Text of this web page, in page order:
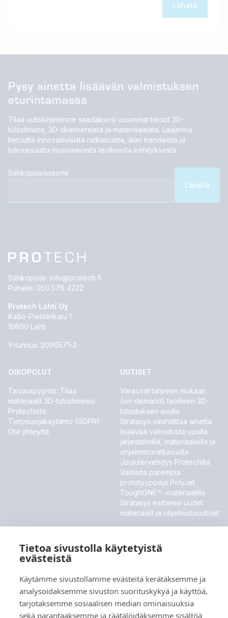
Tietoa sivustolla käytetyistä
evästeistä
Käytämme sivustollamme evästeitä kerätäksemme ja
analysoidaksemme sivuston suorituskykyä ja käyttöä,
tarjotaksemme sosiaalisen median ominaisuuksia
sekä parantaaksemme ja räätälöidäksemme sisältöä
Pysy ainetta lisäävän valmistuksen
eturintamassa
Tilaa uutiskirjeemme saadaksesi uusimmat tiedot 3D-
tulostimista, 3D-skannereista ja materiaaleista. Laajenna
tietoutta innovatiivisista ratkaisuista, alan trendeistä ja
tulevaisuutta muovaavasta teollisesta kehityksestä.
Sähköpostiosoite
Sähköposti: info@protech.fi
Puhelin: 050 576 4222
Protech Lahti Oy
Kallio-Pietilänkatu 1
15800 Lahti
Y-tunnus: 2090571-2
OIKOPOLUT
Tarjouspyyntö: Tilaa
materiaalit 3D-tulostimeesi
Protechista
Tietosuojakäytäntö (GDPR)
Ota yhteyttä
UUTISET
Varaosat tarpeen mukaan
(on-demand) teollisen 3D-
tulostuksen avulla
Stratasys vauhdittaa ainetta
lisäävää valmistusta uusilla
järjestelmillä, materiaaleilla ja
ohjelmistoratkaisuilla
Joulutervehdys Protechilta
Valmista parempia
prototyyppejä PolyJet
ToughONE™ -materiaalilla
Stratasys esittelee uudet
materiaalit ja ohjelmistouutiset
Meillä ei ole tällä hetkellä tulevia tapahtumia.
Kieli